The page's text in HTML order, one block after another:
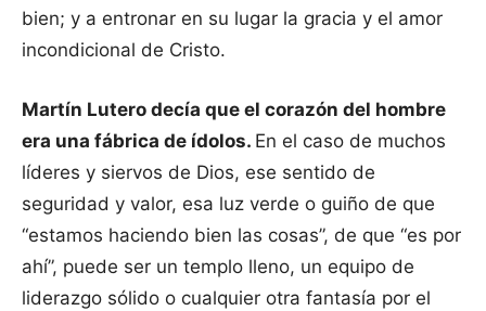
bien; y a entronar en su lugar la gracia y el amor
incondicional de Cristo.
Martín Lutero decía que el corazón del hombre
era una fábrica de ídolos. En el caso de muchos
líderes y siervos de Dios, ese sentido de
seguridad y valor, esa luz verde o guiño de que
“estamos haciendo bien las cosas”, de que “es por
ahí”, puede ser un templo lleno, un equipo de
liderazgo sólido o cualquier otra fantasía por el